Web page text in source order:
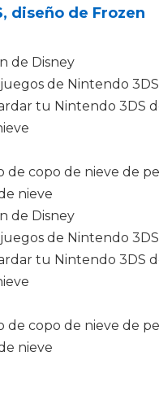
diseño de Frozen
de Disney
de Nintendo 3DS
tu Nintendo 3DS
de copo de nieve de
nieve
de Disney
de Nintendo 3DS
tu Nintendo 3DS
de copo de nieve de
nieve